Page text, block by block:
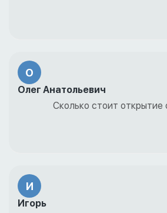
О
Олег Анатольевич
Сколько стоит открытие
И
Игорь